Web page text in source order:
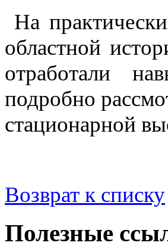
На
областной
отработали
подробно
стационарной
Возврат к списку
Полезные